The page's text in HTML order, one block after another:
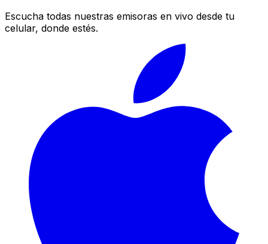
Escucha todas nuestras emisoras en vivo desde tu
celular, donde estés.